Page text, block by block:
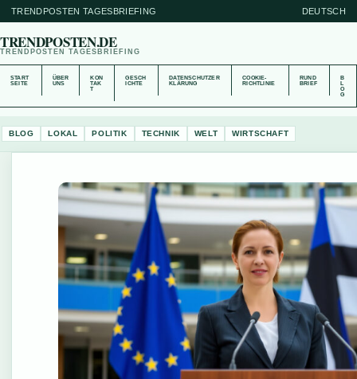
TRENDPOSTEN TAGESBRIEFING DEUTSCH
TRENDPOSTEN.DE
TRENDPOSTEN TAGESBRIEFING
START
SEITE
ÜBER
UNS
KON
TAK
T
GESCH
ICHTE
DATENSCHUTZER
KLÄRUNG
COOKIE-
RICHTLINIE
RUND
BRIEF
B
O
G
BLOG LOKAL POLITIK TECHNIK WELT WIRTSCHAFT